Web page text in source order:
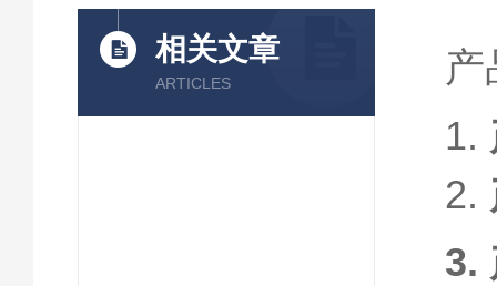
相关文章
ARTICLES
产
1.
2.
3.